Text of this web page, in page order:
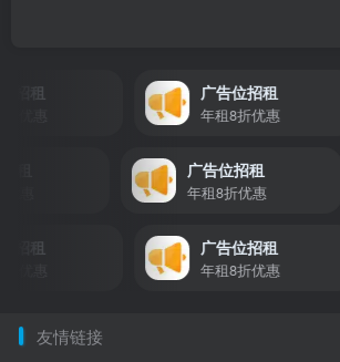
广告位招租
年租8折优惠
广告位招租
年租8折优惠
广告位招租
年租8折优惠
友情链接